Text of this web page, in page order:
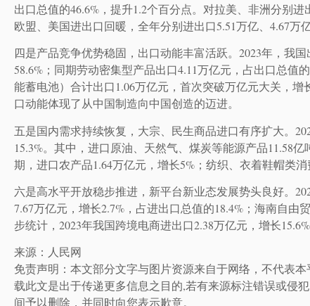
出口总值的46.6%，提升1.2个百分点。对拉美、非洲分别
欧盟、美国进出口回暖，全年分别进出口5.51万亿、4.67万
四是产品竞争优势稳固，出口动能丰富活跃。2023年，我
58.6%；同期劳动密集型产品出口4.11万亿元，占出口总值
能蓄电池）合计出口1.06万亿元，首次突破万亿元大关，增
口动能体现了从中国制造向中国创造的迈进。
五是国内需求持续恢复，大宗、民生商品进口有序扩大。
15.3%。其中，进口原油、天然气、煤炭等能源产品11.58
期，进口农产品1.64万亿元，增长5%；纺织、衣着鞋帽类
六是高水平开放稳步推进，新平台新业态发展势头良好。
7.67万亿元，增长2.7%，占进出口总值的18.4%；海南自
步统计，2023年我国跨境电商进出口2.38万亿元，增长15.6%
来源：人民网
免责声明：本文部分文字与图片资源来自于网络，不代表
载此文是出于传递更多信息之目的,若有来源标注错误或侵
间予以删除，并同时向您表示歉意。